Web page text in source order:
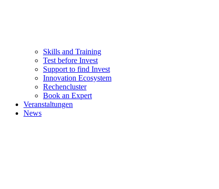
Skills and Training
Test before Invest
Support to find Invest
Innovation Ecosystem
Rechencluster​
Book an Expert
Veranstaltungen
News